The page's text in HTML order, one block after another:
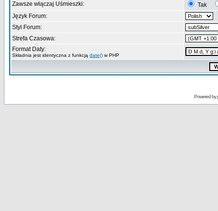
Zawsze włączaj Uśmieszki:
Tak
Język Forum:
Styl Forum:
Strefa Czasowa:
Format Daty:
Składnia jest identyczna z funkcją date() w PHP
Powered by